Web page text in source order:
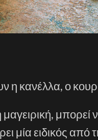
κανέλλα, ο
μπορεί
μία ειδικός από